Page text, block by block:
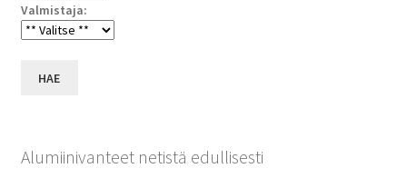
Valmistaja:
HAE
Alumiinivanteet netistä edullisesti